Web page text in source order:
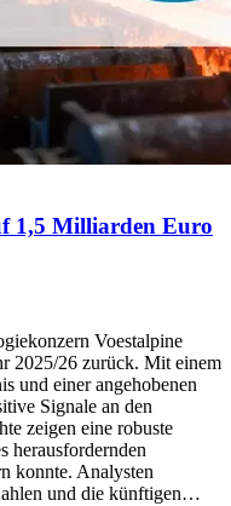
1,5 Milliarden Euro
Voestalpine
2025/26 zurück. Mit einem
und einer angehobenen
Signale an den
zeigen eine robuste
herausfordernden
konnte. Analysten
und die künftigen…